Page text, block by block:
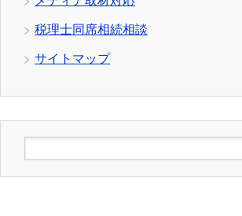
税理士同席相続相談
サイトマップ